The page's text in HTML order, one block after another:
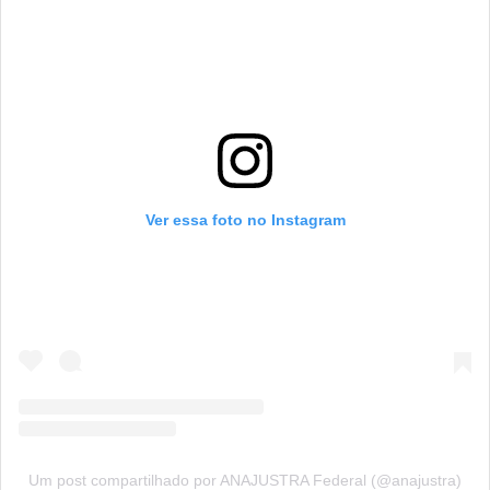
Ver essa foto no Instagram
Um post compartilhado por ANAJUSTRA Federal (@anajustra)